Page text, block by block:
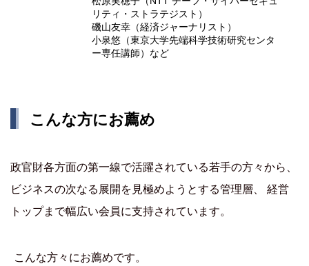
リティ・ストラテジスト）
磯山友幸（経済ジャーナリスト）
小泉悠（東京大学先端科学技術研究センタ
ー専任講師）など
こんな方にお薦め
政官財各方面の第一線で活躍されている若手の方々から、
ビジネスの次なる展開を見極めようとする管理層、 経営
トップまで幅広い会員に支持されています。
こんな方々にお薦めです。